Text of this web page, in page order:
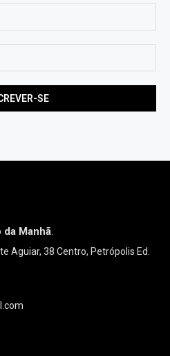
da Manhã.
Aguiar, 38 Centro, Petrópolis Ed.